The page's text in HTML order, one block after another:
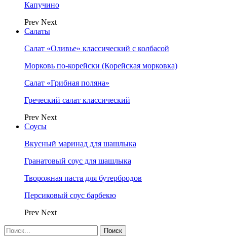
Капучино
Prev Next
Салаты
Салат «Оливье» классический с колбасой
Морковь по-корейски (Корейская морковка)
Салат «Грибная поляна»
Греческий салат классический
Prev Next
Соусы
Вкусный маринад для шашлыка
Гранатовый соус для шашлыка
Творожная паста для бутербродов
Персиковый соус барбекю
Prev Next